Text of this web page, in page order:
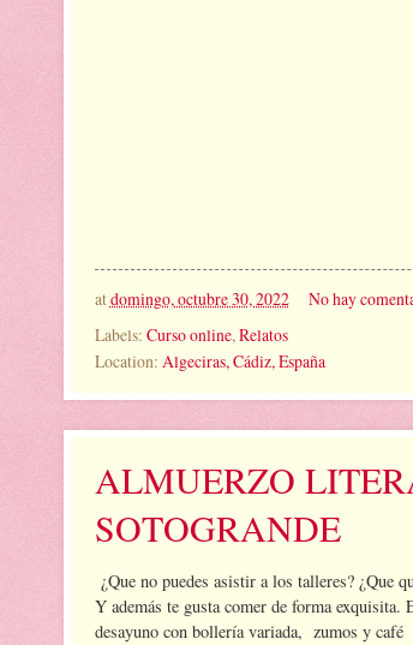
atdomingo, octubre 30, 2022
No hay
Labels: Curso online, Relatos
Location: Algeciras, Cádiz, España
ALMUERZO
SOTOGRANDE
¿Que no puedes asistir a los talleres? ¿Que
Y además te gusta comer de forma
desayuno con bollería variada, zumos y café